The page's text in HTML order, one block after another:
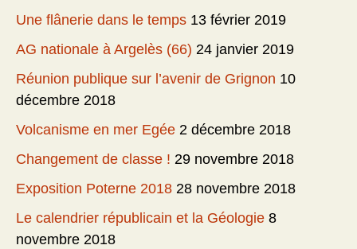
Une flânerie dans le temps 13 février 2019
AG nationale à Argelès (66) 24 janvier 2019
Réunion publique sur l’avenir de Grignon 10
décembre 2018
Volcanisme en mer Egée 2 décembre 2018
Changement de classe ! 29 novembre 2018
Exposition Poterne 2018 28 novembre 2018
Le calendrier républicain et la Géologie 8
novembre 2018